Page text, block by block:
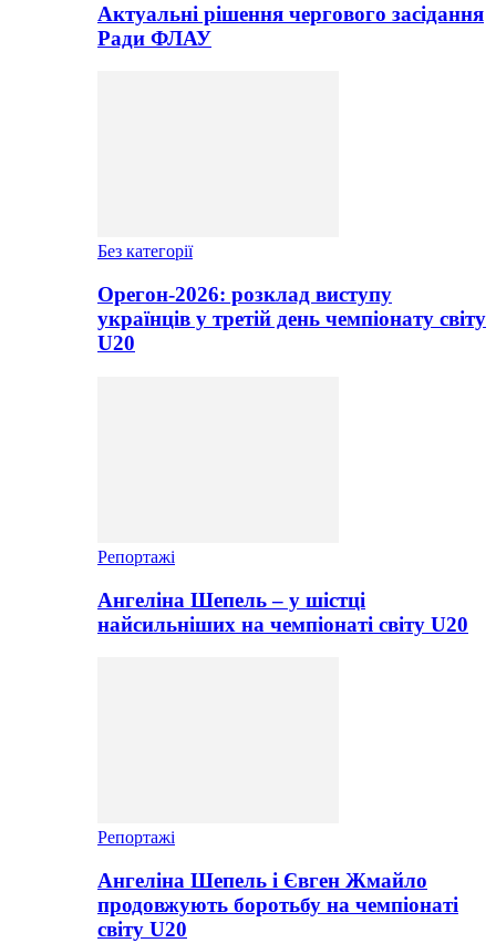
Актуальні рішення чергового засідання
Ради ФЛАУ
Без категорії
Орегон-2026: розклад виступу
українців у третій день чемпіонату світу
U20
Репортажі
Ангеліна Шепель – у шістці
найсильніших на чемпіонаті світу U20
Репортажі
Ангеліна Шепель і Євген Жмайло
продовжують боротьбу на чемпіонаті
світу U20